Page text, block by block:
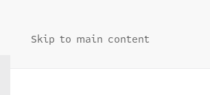
Skip to main content